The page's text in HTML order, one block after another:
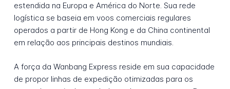
estendida na Europa e América do Norte. Sua rede
logística se baseia em voos comerciais regulares
operados a partir de Hong Kong e da China continental
em relação aos principais destinos mundiais.
A força da Wanbang Express reside em sua capacidade
de propor linhas de expedição otimizadas para os